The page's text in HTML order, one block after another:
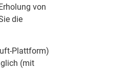
von
die
Plattform)
(mit